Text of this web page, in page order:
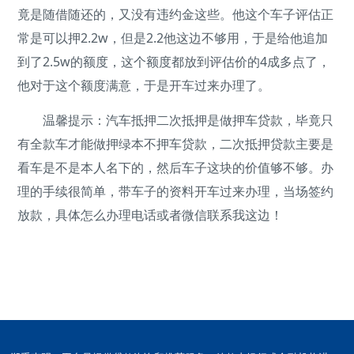
竟是随借随还的，又没有违约金这些。他这个车子评估正
常是可以押2.2w，但是2.2他这边不够用，于是给他追加
到了2.5w的额度，这个额度都放到评估价的4成多点了，
他对于这个额度满意，于是开车过来办理了。
温馨提示：汽车抵押二次抵押是做押车贷款，毕竟只
有全款车才能做押绿本不押车贷款，二次抵押贷款主要是
看车是不是本人名下的，然后车子这块的价值够不够。办
理的手续很简单，带车子的资料开车过来办理，当场签约
放款，具体怎么办理电话或者微信联系我这边！